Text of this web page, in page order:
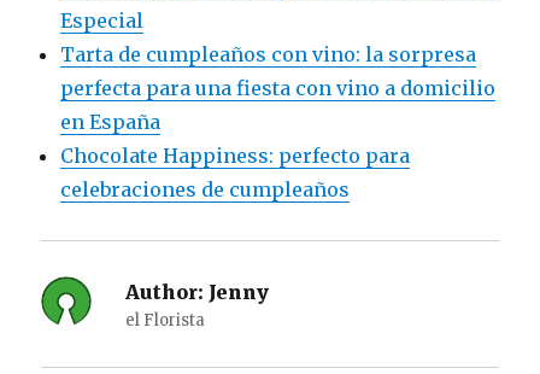
Especial
Tarta de cumpleaños con vino: la sorpresa
perfecta para una fiesta con vino a domicilio
en España
Chocolate Happiness: perfecto para
celebraciones de cumpleaños
Author: Jenny
el Florista